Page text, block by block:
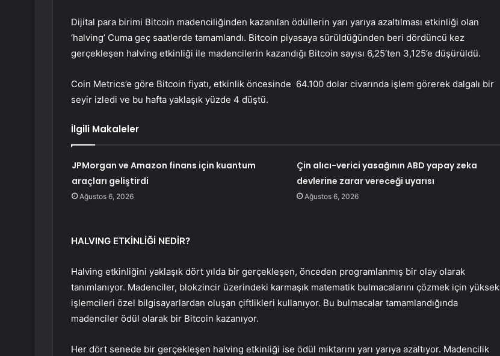
Dijital para birimi Bitcoin madenciliğinden kazanılan ödüllerin yarı yarıya azaltılması etkinliği olan
‘halving’ Cuma geç saatlerde tamamlandı. Bitcoin piyasaya sürüldüğünden beri dördüncü kez
gerçekleşen halving etkinliği ile madencilerin kazandığı Bitcoin sayısı 6,25′ten 3,125’e düşürüldü.
Coin Metrics’e göre Bitcoin fiyatı, etkinlik öncesinde 64.100 dolar civarında işlem görerek dalgalı bir
seyir izledi ve bu hafta yaklaşık yüzde 4 düştü.
İlgili Makaleler
JPMorgan ve Amazon finans için kuantum
araçları geliştirdi
Ağustos 6, 2026
Çin alıcı-verici yasağının ABD yapay zeka
devlerine zarar vereceği uyarısı
Ağustos 6, 2026
HALVING ETKİNLİĞİ NEDİR?
Halving etkinliğini yaklaşık dört yılda bir gerçekleşen, önceden programlanmış bir olay olarak
tanımlanıyor. Madenciler, blokzincir üzerindeki karmaşık matematik bulmacalarını çözmek için yüksek
işlemcileri özel bilgisayarlardan oluşan çiftlikleri kullanıyor. Bu bulmacalar tamamlandığında
madenciler ödül olarak bir Bitcoin kazanıyor.
Her dört senede bir gerçekleşen halving etkinliği ise ödül miktarını yarı yarıya azaltıyor. Madencilik